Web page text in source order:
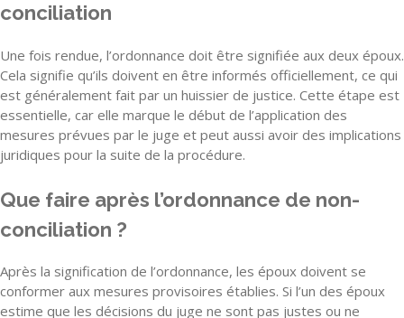
conciliation
Une fois rendue, l’ordonnance doit être signifiée aux deux époux.
Cela signifie qu’ils doivent en être informés officiellement, ce qui
est généralement fait par un huissier de justice. Cette étape est
essentielle, car elle marque le début de l’application des
mesures prévues par le juge et peut aussi avoir des implications
juridiques pour la suite de la procédure.
Que faire après l’ordonnance de non-
conciliation ?
Après la signification de l’ordonnance, les époux doivent se
conformer aux mesures provisoires établies. Si l’un des époux
estime que les décisions du juge ne sont pas justes ou ne